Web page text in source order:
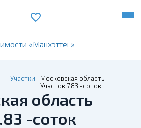
Участки
Московская область
Участок:7.83 -соток
область
-соток